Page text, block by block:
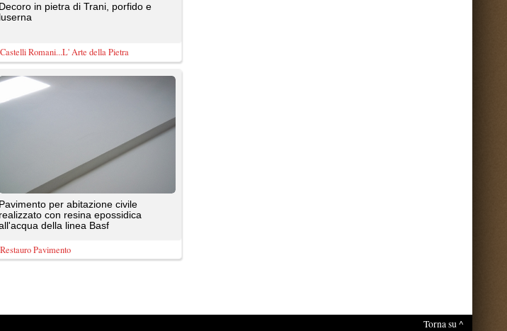
la riproduzione totale o parziale dei contenuti presenti sul portale.